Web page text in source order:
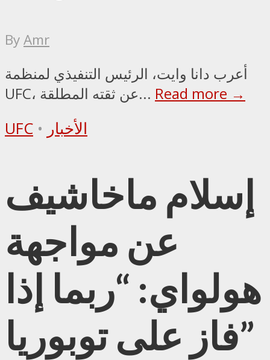
ByAmr
أعرب دانا وايت، الرئيس التنفيذي لمنظمة
UFC، عن ثقته المطلقة... Read more →
UFC • الأخبار
إسلام ماخاشيف
عن مواجهة
هولواي: “ربما إذا
فاز على توبوريا”